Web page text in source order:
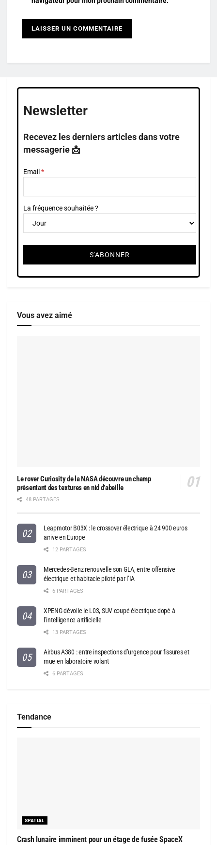
Newsletter
Recevez les derniers articles dans votre
messagerie 📩
Email
La fréquence souhaitée ?
Vous avez aimé
Le rover Curiosity de la NASA découvre un champ
présentant des textures en nid d’abeille
48 PARTAGES
Leapmotor B03X : le crossover électrique à 24 900 euros
arrive en Europe
12 PARTAGES
Mercedes-Benz renouvelle son GLA, entre offensive
électrique et habitacle piloté par l’IA
6 PARTAGES
XPENG dévoile le L03, SUV coupé électrique dopé à
l’intelligence artificielle
13 PARTAGES
Airbus A380 : entre inspections d’urgence pour fissures et
mue en laboratoire volant
6 PARTAGES
Tendance
SPATIAL
Crash lunaire imminent pour un étage de fusée SpaceX